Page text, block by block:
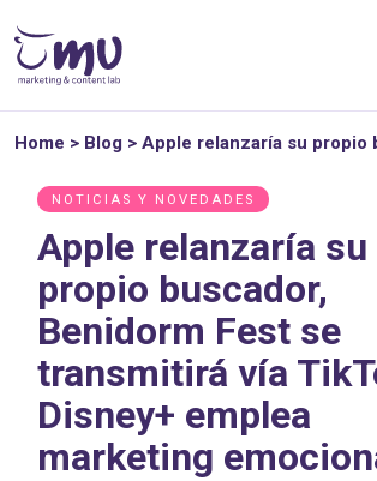
Home > Blog > Apple relanzaría su propio
NOTICIAS Y NOVEDADES
Apple relanzaría su
propio buscador,
Benidorm Fest se
transmitirá vía
Disney+ emplea
marketing